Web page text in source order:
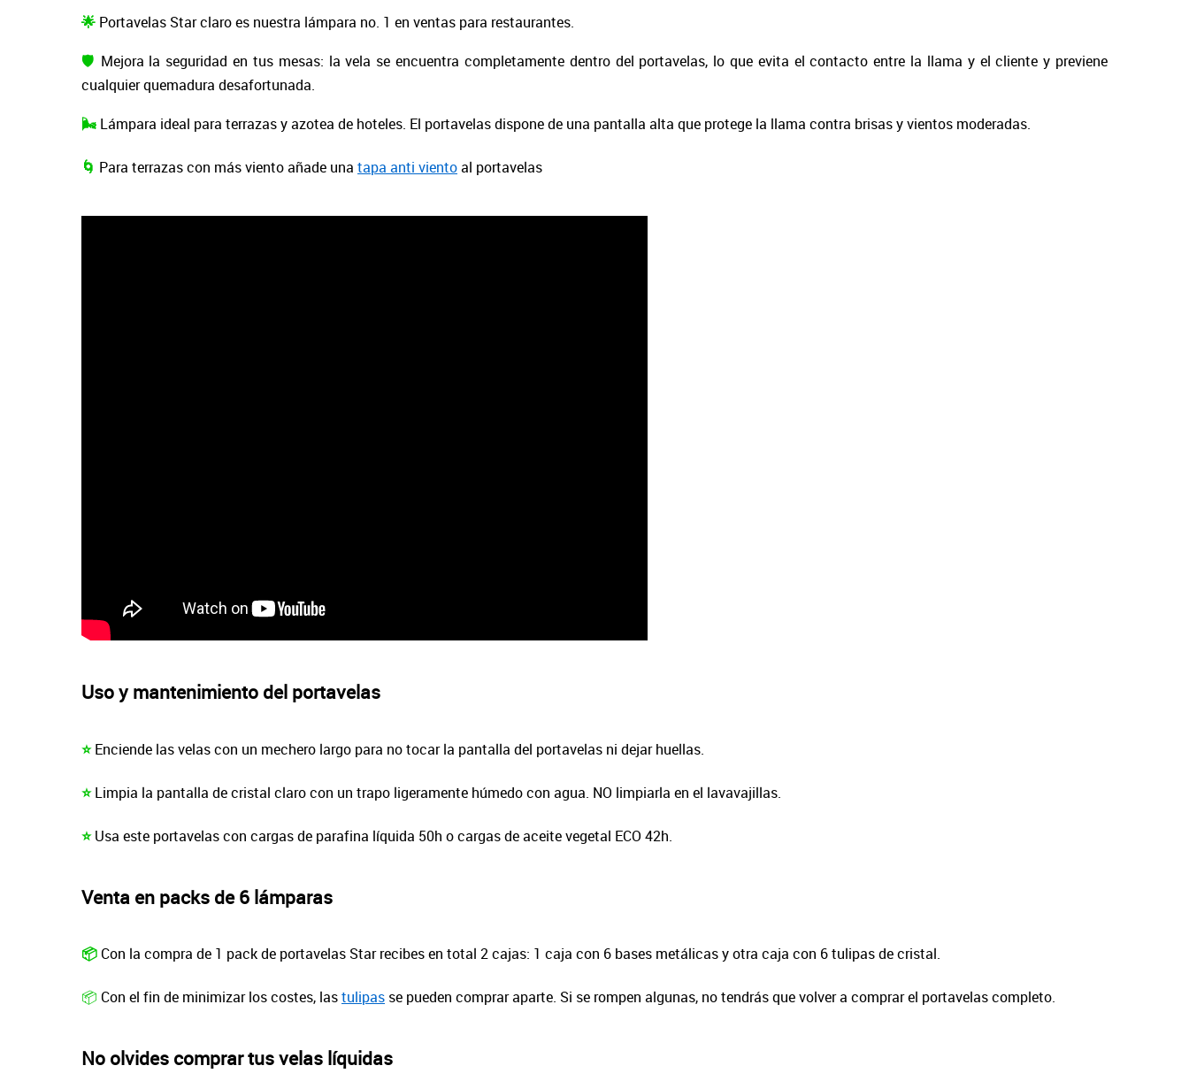
🌟 Portavelas Star claro es nuestra lámpara no. 1 en ventas para restaurantes.
🛡️ Mejora la seguridad en tus mesas: la vela se encuentra completamente dentro del portavelas, lo que evita el contacto entre la llama y el cliente y previene
cualquier quemadura desafortunada.
🌬️ Lámpara ideal para terrazas y azotea de hoteles. El portavelas dispone de una pantalla alta que protege la llama contra brisas y vientos moderadas.
🌀 Para terrazas con más viento añade una tapa anti vientoal portavelas
Uso y mantenimiento del portavelas
⭐Enciende las velas con un mechero largo para no tocar la pantalla del portavelas ni dejar huellas.
⭐Limpia la pantalla de cristal claro con un trapo ligeramente húmedo con agua. NO limpiarla en el lavavajillas.
⭐Usa este portavelas con cargas de parafina líquida 50h o cargas de aceite vegetal ECO 42h.
Venta en packs de 6 lámparas
📦 Con la compra de 1 pack de portavelas Star recibes en total 2 cajas: 1 caja con 6 bases metálicas y otra caja con 6 tulipas de cristal.
📦 Con el fin de minimizar los costes, lastulipas se pueden comprar aparte. Si se rompen algunas, no tendrás que volver a comprar el portavelas completo.
No olvides comprar tus velas líquidas